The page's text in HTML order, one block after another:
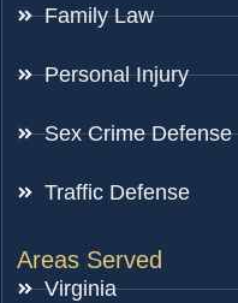
Family Law
Personal Injury
Sex Crime Defense
Traffic Defense
Areas Served
Virginia